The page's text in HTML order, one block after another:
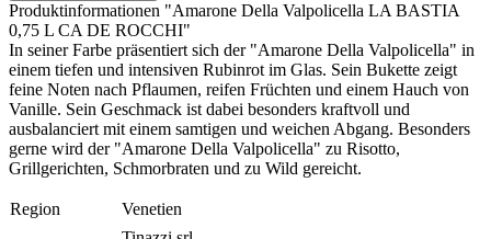
Produktinformationen "Amarone Della Valpolicella LA BASTIA
0,75 L CA DE ROCCHI"
In seiner Farbe präsentiert sich der "Amarone Della Valpolicella" in
einem tiefen und intensiven Rubinrot im Glas. Sein Bukette zeigt
feine Noten nach Pflaumen, reifen Früchten und einem Hauch von
Vanille. Sein Geschmack ist dabei besonders kraftvoll und
ausbalanciert mit einem samtigen und weichen Abgang. Besonders
gerne wird der "Amarone Della Valpolicella" zu Risotto,
Grillgerichten, Schmorbraten und zu Wild gereicht.
Region Venetien